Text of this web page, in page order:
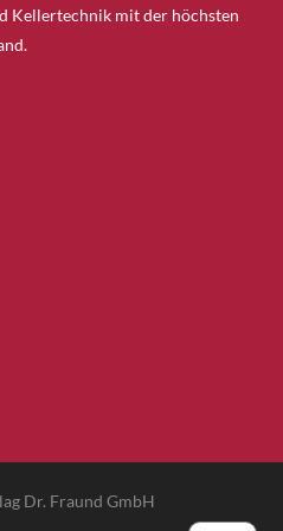
Kellertechnik mit der höchsten
Dr. Fraund GmbH